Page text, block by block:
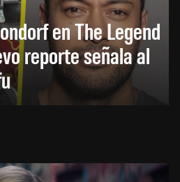
en The Legend
reporte señala al